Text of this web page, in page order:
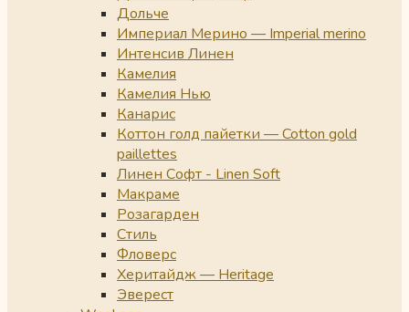
Дольче
Империал Мерино — Imperial merino
Интенсив Линен
Камелия
Камелия Нью
Канарис
Коттон голд пайетки — Cotton gold
paillettes
Линен Софт - Linen Soft
Макраме
Розагарден
Стиль
Фловерс
Херитайдж — Heritage
Эверест